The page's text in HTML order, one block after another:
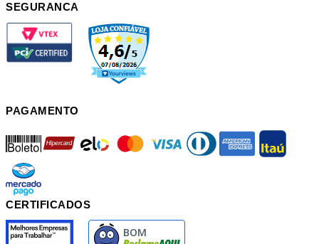
SEGURANCA
PAGAMENTO
boleto mastercard diners american itau
mercadopago
CERTIFICADOS